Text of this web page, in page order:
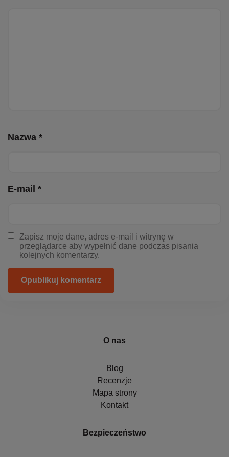
Nazwa *
E-mail *
Zapisz moje dane, adres e-mail i witrynę w
przeglądarce aby wypełnić dane podczas pisania
kolejnych komentarzy.
Opublikuj komentarz
O nas
Blog
Recenzje
Mapa strony
Kontakt
Bezpieczeństwo